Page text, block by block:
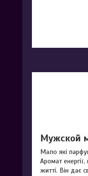
Мужской
Мало які
Аромат
житті. Він дає